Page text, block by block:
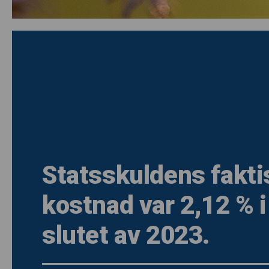
Statsskuldens
kostnad var 2,12 % i
slutet av 2023.